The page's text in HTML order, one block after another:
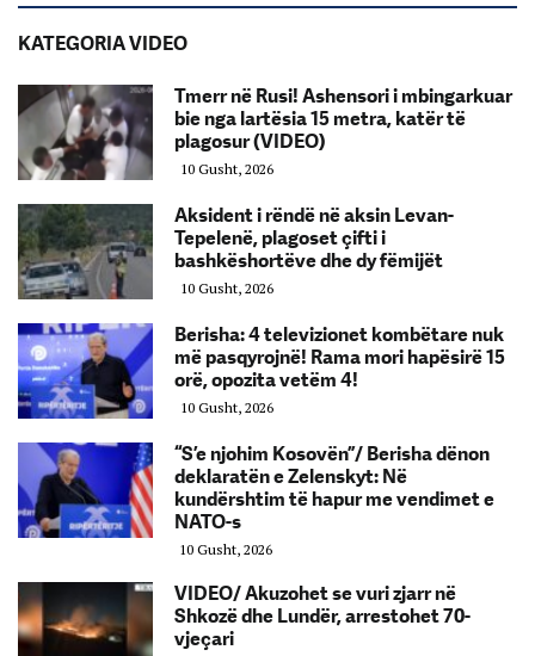
KATEGORIA VIDEO
Tmerr në Rusi! Ashensori i mbingarkuar
bie nga lartësia 15 metra, katër të
plagosur (VIDEO)
10 Gusht, 2026
Aksident i rëndë në aksin Levan-
Tepelenë, plagoset çifti i
bashkëshortëve dhe dy fëmijët
10 Gusht, 2026
Berisha: 4 televizionet kombëtare nuk
më pasqyrojnë! Rama mori hapësirë 15
orë, opozita vetëm 4!
10 Gusht, 2026
“S’e njohim Kosovën”/ Berisha dënon
deklaratën e Zelenskyt: Në
kundërshtim të hapur me vendimet e
NATO-s
10 Gusht, 2026
VIDEO/ Akuzohet se vuri zjarr në
Shkozë dhe Lundër, arrestohet 70-
vjeçari